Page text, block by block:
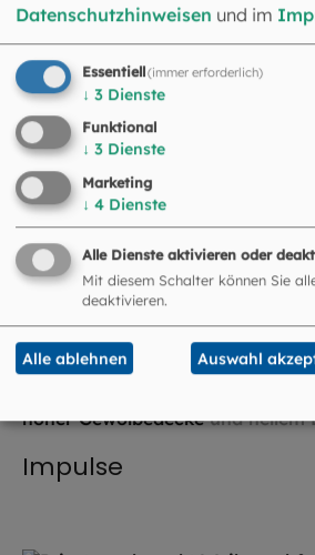
© EOM
Kirchenjahr
© Hendrik
Gebete
Impulse
Datenschutzhinweisen und im
Essentiell(immer erforderlich)
↓ 3 Dienste
Funktional
↓ 3 Dienste
Marketing
↓ 4 Dienste
Alle Dienste aktivieren oder
Mit diesem Schalter können Sie
deaktivieren.
Alle ablehnen Auswahl